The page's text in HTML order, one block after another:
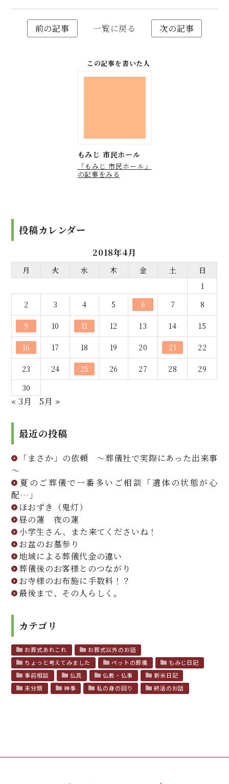
前の記事 一覧に戻る 次の記事
この記事を書いた人
もみじ 市民ホール
「もみじ 市民ホール」
の記事をみる
投稿カレンダー
2018年4月
月 火 水 木 金 土
日
1
2
3 4 5 6 7 8
9 10 11 12 13 14 15
16 17 18 19 20 21 22
23 24 25 26 27 28
29
30
« 3月 5月 »
最近の投稿
「まさか」の依頼 ～葬儀社で実際にあった出来事
～
夏のご葬儀で一番多いご相談「遺体の状態が心
配…」
ほおずき（鬼灯）
昼の蓮 夜の蓮
小学生さん、また来てくださいね！
お盆のお墓参り
地域による葬儀代金の違い
葬儀後のお客様とのつながり
お寺様のお布施に手数料！？
最後まで、その人らしく。
カテゴリ
お葬式あれこれ
お葬式以外のお話
ちょっと考えてみました
ペットの葬儀
もみじ日記
事前相談
仏具 仏教・仏事
新米日記
未分類
神事 私の身の回り 終活のお話